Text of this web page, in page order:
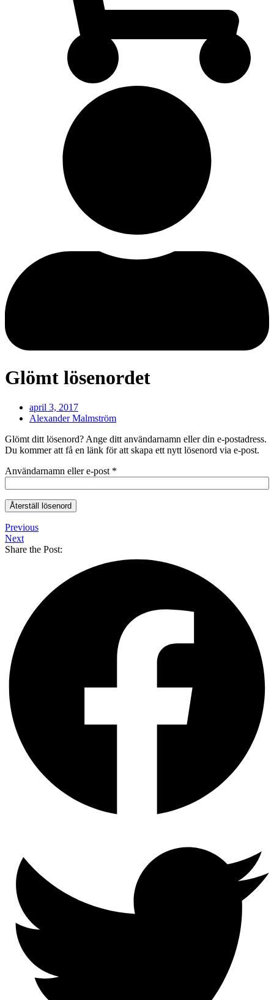
Glömt lösenordet
april 3, 2017
Alexander Malmström
Glömt ditt lösenord? Ange ditt användarnamn eller din e-postadress.
Du kommer att få en länk för att skapa ett nytt lösenord via e-post.
Användarnamn eller e-post *
Återställ lösenord
Previous
Next
Share the Post: